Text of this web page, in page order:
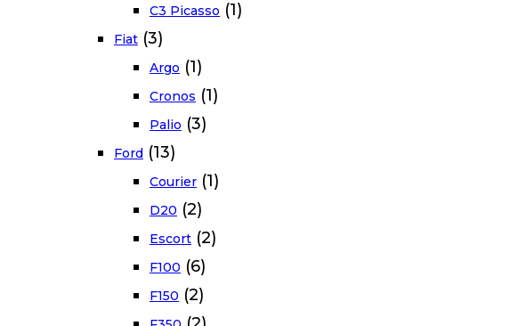
C3 Picasso (1)
Fiat (3)
Argo (1)
Cronos (1)
Palio (3)
Ford (13)
Courier (1)
D20 (2)
Escort (2)
F100 (6)
F150 (2)